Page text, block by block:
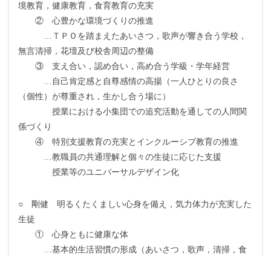
境教育，健康教育，食育教育の充実
② 心豊かな環境づくりの推進
…ＴＰＯを踏まえたあいさつ，歌声が響き合う学校，
無言清掃，花壇及び校舎周辺の整備
③ 支え合い，認め合い，高め合う学級・学年経営
…自己肯定感と自尊感情の高揚（一人ひとりの良さ
（個性）が尊重され，生かし合う場に）
授業における小集団での追究活動を通しての人間関
係づくり
④ 特別支援教育の充実とインクルーシブ教育の推進
…教職員の共通理解と個々の生徒に応じた支援
授業等のユニバーサルデザイン化
○ 剛健 明るくたくましい心身を備え，気力体力が充実した
生徒
① 心身ともに健康な体
…基本的生活習慣の形成（あいさつ，歌声，清掃，食